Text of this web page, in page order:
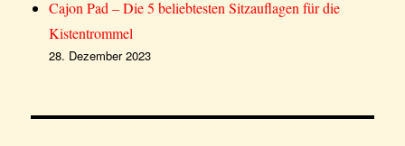
Cajon Pad – Die 5 beliebtesten Sitzauflagen für die
Kistentrommel
28. Dezember 2023